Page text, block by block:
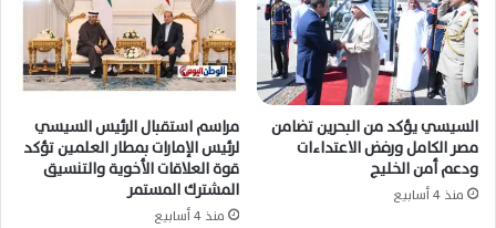
السيسي يؤكد من البحرين تضامن
مصر الكامل ورفض الاعتداءات
ودعم أمن الخليج
منذ 4 أسابيع
مراسم استقبال الرئيس السيسي
لرئيس الإمارات بمطار العلمين تؤكد
قوة العلاقات الأخوية والتنسيق
المشترك المستمر
منذ 4 أسابيع